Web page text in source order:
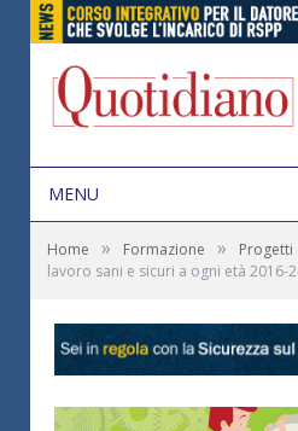
MENU
Home » Formazione » Progetti
lavoro sani e sicuri a ogni età 2016-